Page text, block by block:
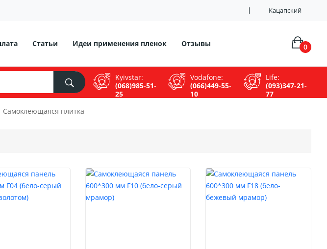
Кацапский
Статьи Идеи применения пленок Отзывы 0
Kyivstar:
(068)985-51-
25
Vodafone:
(066)449-55-
10
Life:
(093)347-21-
77
Самоклеющаяся плитка